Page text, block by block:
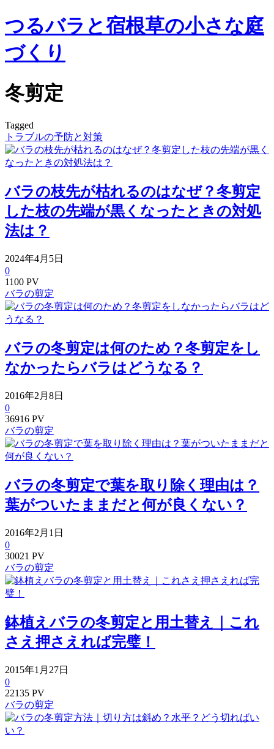
つるバラと宿根草の小さな庭
づくり
冬剪定
Tagged
トラブルの予防と対策
バラの枝先が枯れるのはなぜ？冬剪定
した枝の先端が黒くなったときの対処
法は？
2024年4月5日
0
1100 PV
バラの剪定
バラの冬剪定は何のため？冬剪定をし
なかったらバラはどうなる？
2016年2月8日
0
36916 PV
バラの剪定
バラの冬剪定で葉を取り除く理由は？
葉がついたままだと何が良くない？
2016年2月1日
0
30021 PV
バラの剪定
鉢植えバラの冬剪定と用土替え｜これ
さえ押さえれば完璧！
2015年1月27日
0
22135 PV
バラの剪定